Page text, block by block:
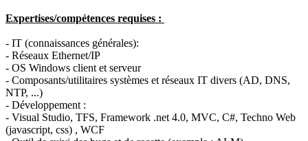
Expertises/compétences requises :
- IT (connaissances générales):
- Réseaux Ethernet/IP
- OS Windows client et serveur
- Composants/utilitaires systèmes et réseaux IT divers (AD, DNS,
NTP, ...)
- Développement :
- Visual Studio, TFS, Framework .net 4.0, MVC, C#, Techno Web
(javascript, css) , WCF